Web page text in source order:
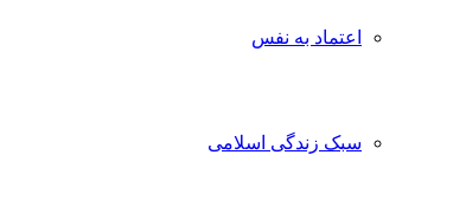
اعتماد به نفس
سبک زندگی اسلامی